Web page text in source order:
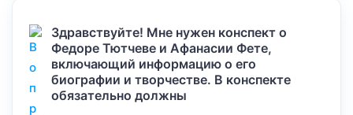
Здравствуйте! Мне нужен конспект о
Федоре Тютчеве и Афанасии Фете,
включающий информацию о его
биографии и творчестве. В конспекте
обязательно должны